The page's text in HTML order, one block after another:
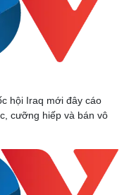
hội Iraq mới đây cáo
cưỡng hiếp và bán vô